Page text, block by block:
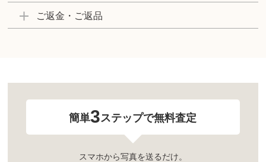
ご返金・ご返品
簡単3ステップで無料査定
スマホから写真を送るだけ。